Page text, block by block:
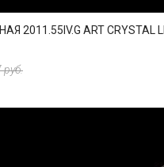
2011.55IV.G ART CRYSTAL
руб.